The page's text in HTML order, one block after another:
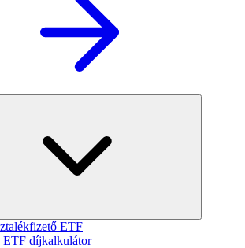
ETF
ETF díjkalkulátor